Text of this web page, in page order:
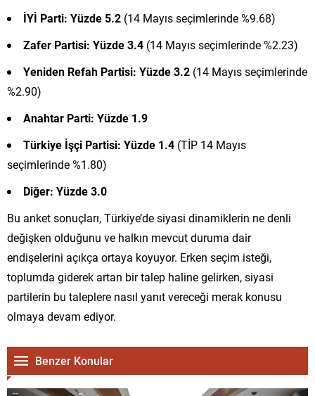
İYİ Parti: Yüzde 5.2 (14 Mayıs seçimlerinde %9.68)
Zafer Partisi: Yüzde 3.4 (14 Mayıs seçimlerinde %2.23)
Yeniden Refah Partisi: Yüzde 3.2 (14 Mayıs seçimlerinde
%2.90)
Anahtar Parti: Yüzde 1.9
Türkiye İşçi Partisi: Yüzde 1.4 (TİP 14 Mayıs
seçimlerinde %1.80)
Diğer: Yüzde 3.0
Bu anket sonuçları, Türkiye’de siyasi dinamiklerin ne denli
değişken olduğunu ve halkın mevcut duruma dair
endişelerini açıkça ortaya koyuyor. Erken seçim isteği,
toplumda giderek artan bir talep haline gelirken, siyasi
partilerin bu taleplere nasıl yanıt vereceği merak konusu
olmaya devam ediyor.
Benzer Konular